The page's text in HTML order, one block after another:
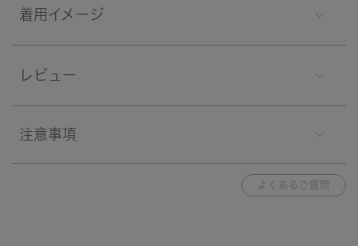
着用イメージ
レビュー
注意事項
よくあるご質問